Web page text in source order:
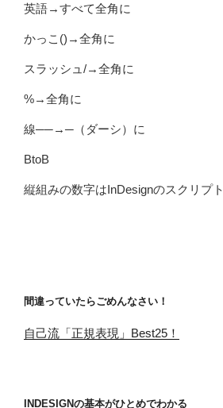
英語→すべて全角に
かっこ()→全角に
スラッシュ/→全角に
%→全角に
線──→─（ダーシ）に
BtoB
縦組みの数字はInDesignのスクリプト
間違っていたらごめんなさい！
自己流「正規表現」Best25！
INDESIGNの基本がひとめでわかる